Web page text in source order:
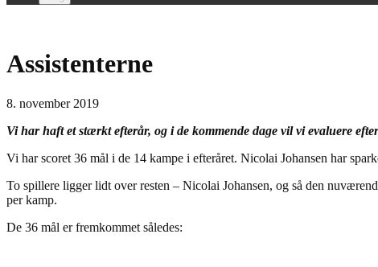
Assistenterne
8. november 2019
Vi har haft et stærkt efterår, og i de kommende dage vil vi evaluere
Vi har scoret 36 mål i de 14 kampe i efteråret. Nicolai Johansen har
To spillere ligger lidt over resten – Nicolai Johansen, og så den
per kamp.
De 36 mål er fremkommet således: